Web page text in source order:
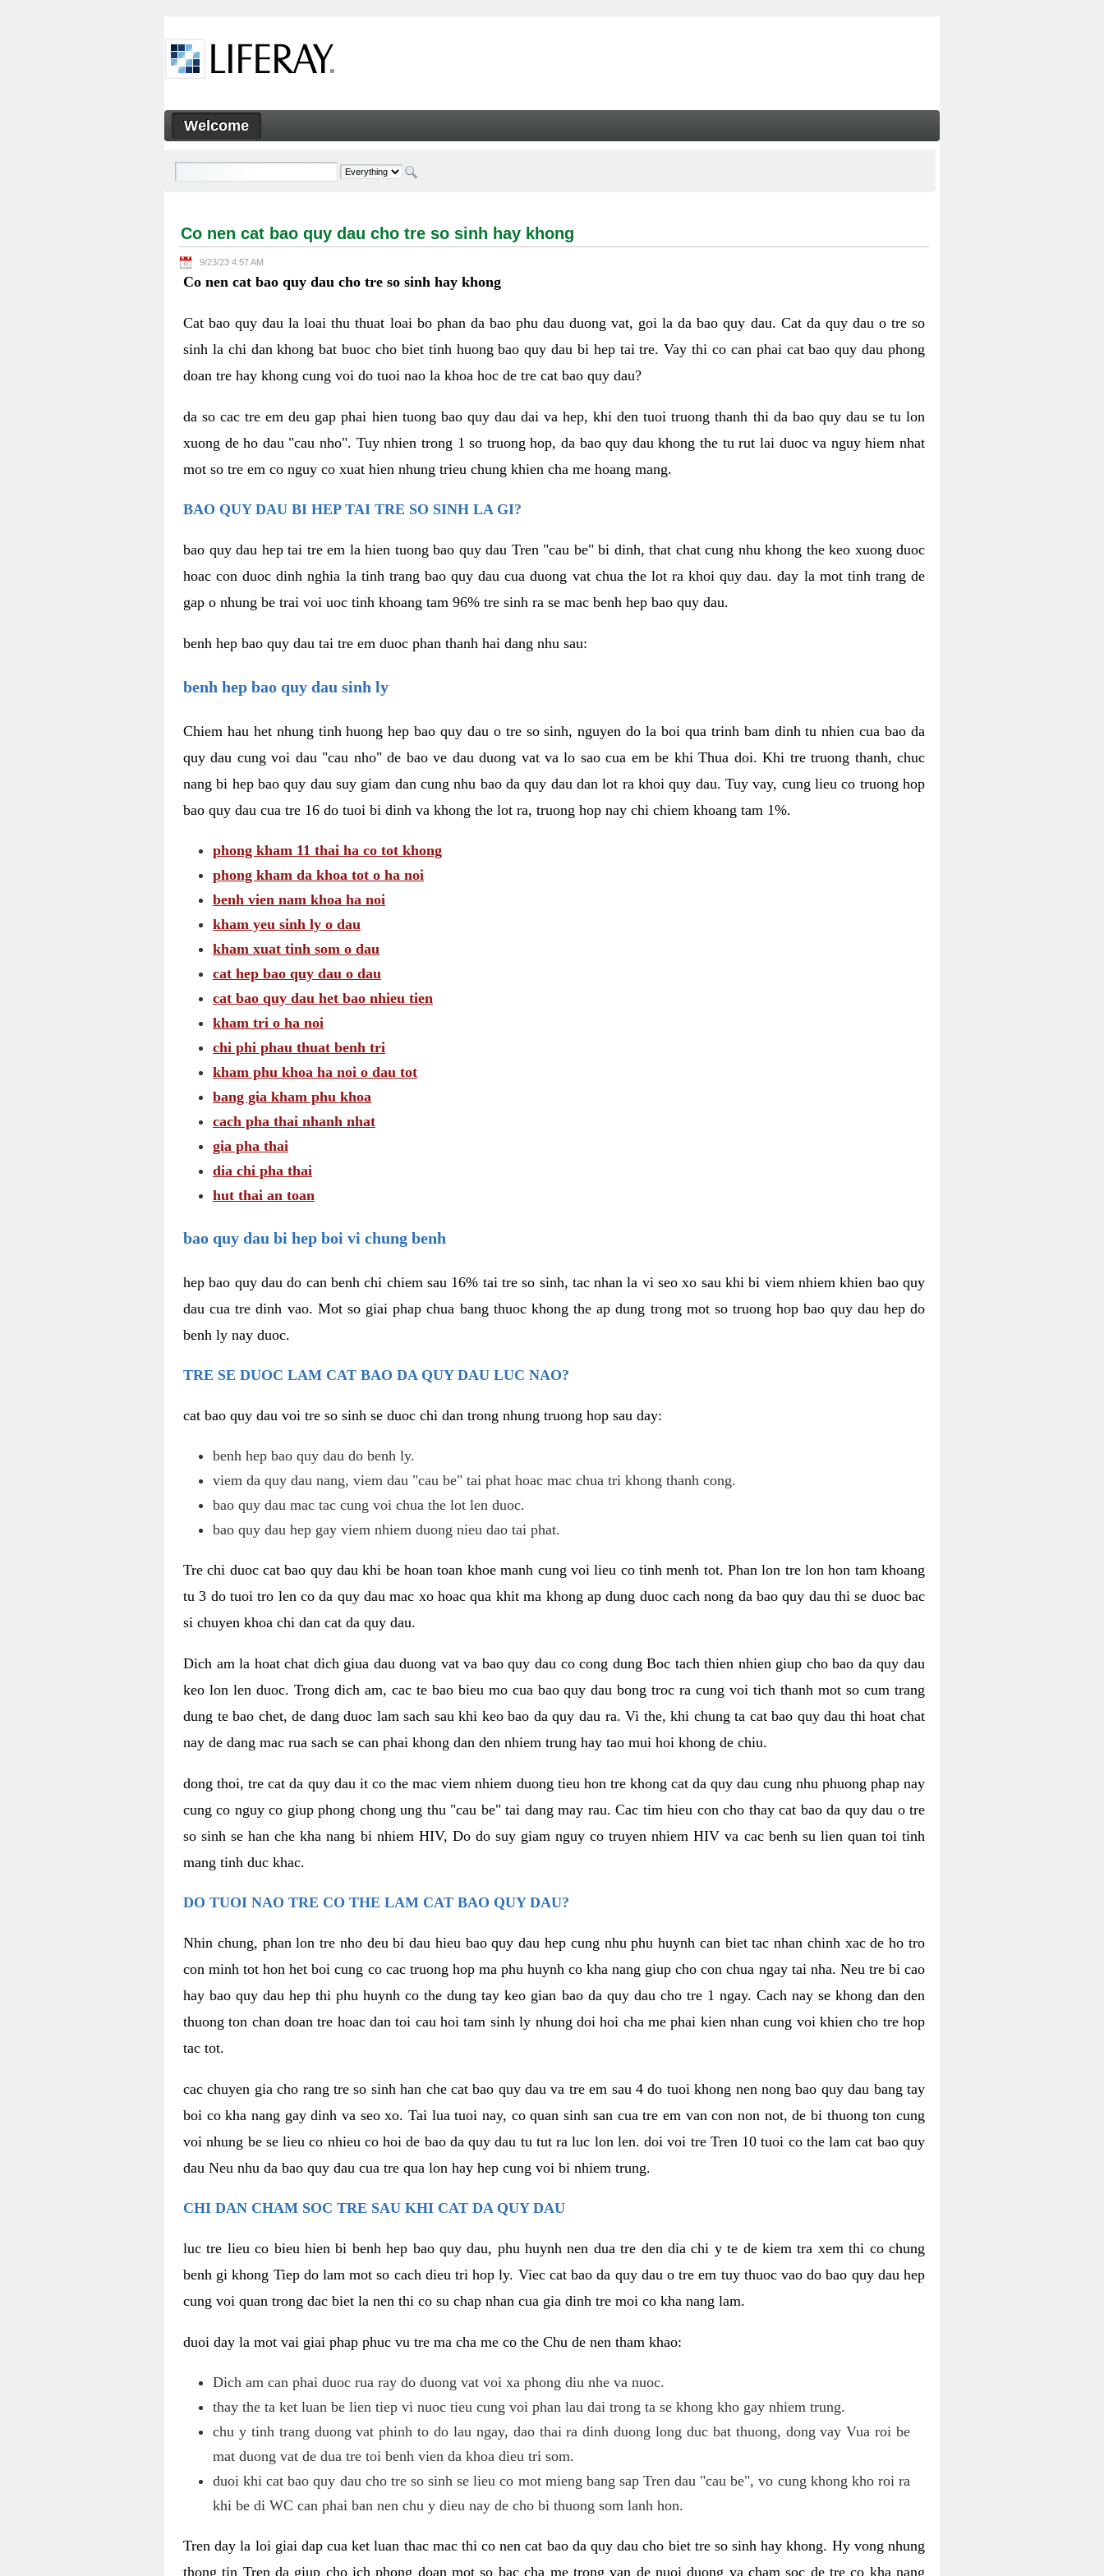
Co nen cat bao quy dau cho tre so sinh hay khong - Welcome
Navigation
Welcome
Co nen cat bao quy dau cho tre so sinh hay khong
9/23/23 4:57 AM
Co nen cat bao quy dau cho tre so sinh hay khong
Cat bao quy dau la loai thu thuat loai bo phan da bao phu dau duong vat, goi la da bao quy dau. Cat da quy dau o tre so
sinh la chi dan khong bat buoc cho biet tinh huong bao quy dau bi hep tai tre. Vay thi co can phai cat bao quy dau phong
doan tre hay khong cung voi do tuoi nao la khoa hoc de tre cat bao quy dau?
da so cac tre em deu gap phai hien tuong bao quy dau dai va hep, khi den tuoi truong thanh thi da bao quy dau se tu lon
xuong de ho dau "cau nho". Tuy nhien trong 1 so truong hop, da bao quy dau khong the tu rut lai duoc va nguy hiem nhat
mot so tre em co nguy co xuat hien nhung trieu chung khien cha me hoang mang.
BAO QUY DAU BI HEP TAI TRE SO SINH LA GI?
bao quy dau hep tai tre em la hien tuong bao quy dau Tren "cau be" bi dinh, that chat cung nhu khong the keo xuong duoc
hoac con duoc dinh nghia la tinh trang bao quy dau cua duong vat chua the lot ra khoi quy dau. day la mot tinh trang de
gap o nhung be trai voi uoc tinh khoang tam 96% tre sinh ra se mac benh hep bao quy dau.
benh hep bao quy dau tai tre em duoc phan thanh hai dang nhu sau:
benh hep bao quy dau sinh ly
Chiem hau het nhung tinh huong hep bao quy dau o tre so sinh, nguyen do la boi qua trinh bam dinh tu nhien cua bao da
quy dau cung voi dau "cau nho" de bao ve dau duong vat va lo sao cua em be khi Thua doi. Khi tre truong thanh, chuc
nang bi hep bao quy dau suy giam dan cung nhu bao da quy dau dan lot ra khoi quy dau. Tuy vay, cung lieu co truong hop
bao quy dau cua tre 16 do tuoi bi dinh va khong the lot ra, truong hop nay chi chiem khoang tam 1%.
phong kham 11 thai ha co tot khong
phong kham da khoa tot o ha noi
benh vien nam khoa ha noi
kham yeu sinh ly o dau
kham xuat tinh som o dau
cat hep bao quy dau o dau
cat bao quy dau het bao nhieu tien
kham tri o ha noi
chi phi phau thuat benh tri
kham phu khoa ha noi o dau tot
bang gia kham phu khoa
cach pha thai nhanh nhat
gia pha thai
dia chi pha thai
hut thai an toan
bao quy dau bi hep boi vi chung benh
hep bao quy dau do can benh chi chiem sau 16% tai tre so sinh, tac nhan la vi seo xo sau khi bi viem nhiem khien bao quy
dau cua tre dinh vao. Mot so giai phap chua bang thuoc khong the ap dung trong mot so truong hop bao quy dau hep do
benh ly nay duoc.
TRE SE DUOC LAM CAT BAO DA QUY DAU LUC NAO?
cat bao quy dau voi tre so sinh se duoc chi dan trong nhung truong hop sau day:
benh hep bao quy dau do benh ly.
viem da quy dau nang, viem dau "cau be" tai phat hoac mac chua tri khong thanh cong.
bao quy dau mac tac cung voi chua the lot len duoc.
bao quy dau hep gay viem nhiem duong nieu dao tai phat.
Tre chi duoc cat bao quy dau khi be hoan toan khoe manh cung voi lieu co tinh menh tot. Phan lon tre lon hon tam khoang
tu 3 do tuoi tro len co da quy dau mac xo hoac qua khit ma khong ap dung duoc cach nong da bao quy dau thi se duoc bac
si chuyen khoa chi dan cat da quy dau.
Dich am la hoat chat dich giua dau duong vat va bao quy dau co cong dung Boc tach thien nhien giup cho bao da quy dau
keo lon len duoc. Trong dich am, cac te bao bieu mo cua bao quy dau bong troc ra cung voi tich thanh mot so cum trang
dung te bao chet, de dang duoc lam sach sau khi keo bao da quy dau ra. Vi the, khi chung ta cat bao quy dau thi hoat chat
nay de dang mac rua sach se can phai khong dan den nhiem trung hay tao mui hoi khong de chiu.
dong thoi, tre cat da quy dau it co the mac viem nhiem duong tieu hon tre khong cat da quy dau cung nhu phuong phap nay
cung co nguy co giup phong chong ung thu "cau be" tai dang may rau. Cac tim hieu con cho thay cat bao da quy dau o tre
so sinh se han che kha nang bi nhiem HIV, Do do suy giam nguy co truyen nhiem HIV va cac benh su lien quan toi tinh
mang tinh duc khac.
DO TUOI NAO TRE CO THE LAM CAT BAO QUY DAU?
Nhin chung, phan lon tre nho deu bi dau hieu bao quy dau hep cung nhu phu huynh can biet tac nhan chinh xac de ho tro
con minh tot hon het boi cung co cac truong hop ma phu huynh co kha nang giup cho con chua ngay tai nha. Neu tre bi cao
hay bao quy dau hep thi phu huynh co the dung tay keo gian bao da quy dau cho tre 1 ngay. Cach nay se khong dan den
thuong ton chan doan tre hoac dan toi cau hoi tam sinh ly nhung doi hoi cha me phai kien nhan cung voi khien cho tre hop
tac tot.
cac chuyen gia cho rang tre so sinh han che cat bao quy dau va tre em sau 4 do tuoi khong nen nong bao quy dau bang tay
boi co kha nang gay dinh va seo xo. Tai lua tuoi nay, co quan sinh san cua tre em van con non not, de bi thuong ton cung
voi nhung be se lieu co nhieu co hoi de bao da quy dau tu tut ra luc lon len. doi voi tre Tren 10 tuoi co the lam cat bao quy
dau Neu nhu da bao quy dau cua tre qua lon hay hep cung voi bi nhiem trung.
CHI DAN CHAM SOC TRE SAU KHI CAT DA QUY DAU
luc tre lieu co bieu hien bi benh hep bao quy dau, phu huynh nen dua tre den dia chi y te de kiem tra xem thi co chung
benh gi khong Tiep do lam mot so cach dieu tri hop ly. Viec cat bao da quy dau o tre em tuy thuoc vao do bao quy dau hep
cung voi quan trong dac biet la nen thi co su chap nhan cua gia dinh tre moi co kha nang lam.
duoi day la mot vai giai phap phuc vu tre ma cha me co the Chu de nen tham khao:
Dich am can phai duoc rua ray do duong vat voi xa phong diu nhe va nuoc.
thay the ta ket luan be lien tiep vi nuoc tieu cung voi phan lau dai trong ta se khong kho gay nhiem trung.
chu y tinh trang duong vat phinh to do lau ngay, dao thai ra dinh duong long duc bat thuong, dong vay Vua roi be
mat duong vat de dua tre toi benh vien da khoa dieu tri som.
duoi khi cat bao quy dau cho tre so sinh se lieu co mot mieng bang sap Tren dau "cau be", vo cung khong kho roi ra
khi be di WC can phai ban nen chu y dieu nay de cho bi thuong som lanh hon.
Tren day la loi giai dap cua ket luan thac mac thi co nen cat bao da quy dau cho biet tre so sinh hay khong. Hy vong nhung
thong tin Tren da giup cho ich phong doan mot so bac cha me trong van de nuoi duong va cham soc de tre co kha nang